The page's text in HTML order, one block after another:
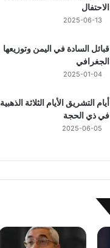
الاحتفال
2025-06-13
قبائل السادة في اليمن وتوزيعها
الجغرافي
2025-01-04
أيام التشريق الأيام الثلاثة الذهبية
في ذي الحجة
2025-06-05